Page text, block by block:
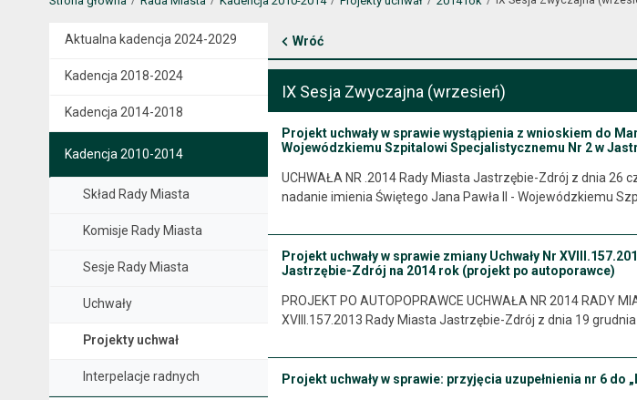
Aktualna kadencja 2024-2029
Kadencja 2018-2024
Kadencja 2014-2018
Kadencja 2010-2014
Skład Rady Miasta
Komisje Rady Miasta
Sesje Rady Miasta
Uchwały
Projekty uchwał
Interpelacje radnych
Wróć
IX Sesja Zwyczajna (wrzesień)
Projekt uchwały w sprawie wystąpienia z wnioskiem do
Wojewódzkiemu Szpitalowi Specjalistycznemu Nr 2 w
UCHWAŁA NR .2014 Rady Miasta Jastrzębie-Zdrój z dnia
nadanie imienia Świętego Jana Pawła II - Wojewódzkiemu
Projekt uchwały w sprawie zmiany Uchwały Nr
Jastrzębie-Zdrój na 2014 rok (projekt po autoporawce)
PROJEKT PO AUTOPOPRAWCE UCHWAŁA NR 2014 RADY
XVIII.157.2013 Rady Miasta Jastrzębie-Zdrój z dnia 19
Projekt uchwały w sprawie: przyjęcia uzupełnienia nr 6